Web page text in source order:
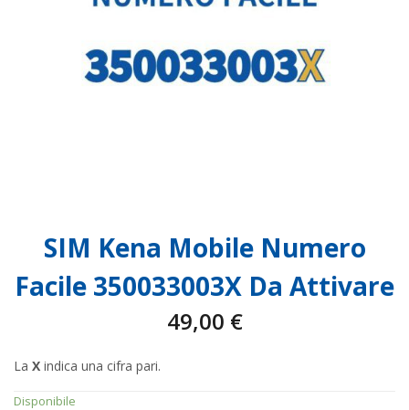
SIM Kena Mobile Numero
Facile 350033003X Da Attivare
49,00 €
La X indica una cifra pari.
Disponibile